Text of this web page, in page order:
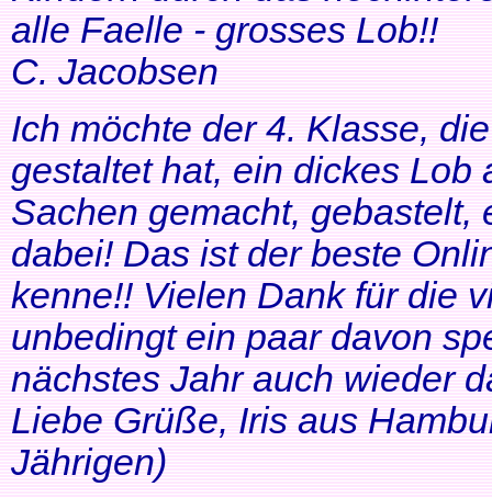
alle Faelle - grosses Lob!!
C. Jacobsen
Ich möchte der 4. Klasse,
gestaltet hat, ein dickes Lob
Sachen gemacht, gebastelt,
dabei! Das ist der beste
kenne!! Vielen Dank für die
unbedingt ein paar davon
nächstes Jahr auch wieder
Liebe Grüße, Iris aus
Jährigen)